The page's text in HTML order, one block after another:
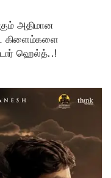
அதிமான
கிளைம்களை
ஹெல்த்..!